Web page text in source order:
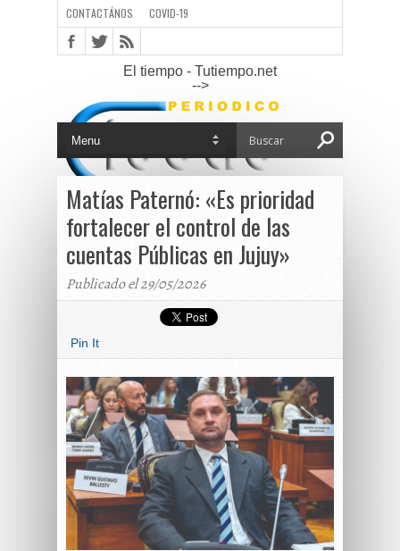
CONTACTÁNOS COVID-19
El tiempo - Tutiempo.net
-->
Matías Paternó: «Es prioridad
fortalecer el control de las
cuentas Públicas en Jujuy»
Publicado el 29/05/2026
Pin It